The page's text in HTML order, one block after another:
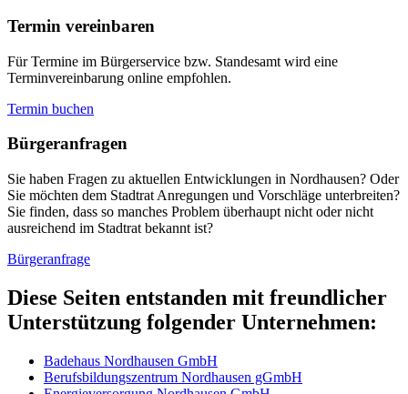
Termin vereinbaren
Für Termine im Bürgerservice bzw. Standesamt wird eine
Terminvereinbarung online empfohlen.
Termin buchen
Bürger­anfragen
Sie haben Fragen zu aktuellen Entwicklungen in Nordhausen? Oder
Sie möchten dem Stadtrat Anregungen und Vorschläge unterbreiten?
Sie finden, dass so manches Problem überhaupt nicht oder nicht
ausreichend im Stadtrat bekannt ist?
Bürgeranfrage
Diese Seiten entstanden mit freundlicher
Unterstützung folgender Unternehmen:
Badehaus Nordhausen GmbH
Berufsbildungszentrum Nordhausen gGmbH